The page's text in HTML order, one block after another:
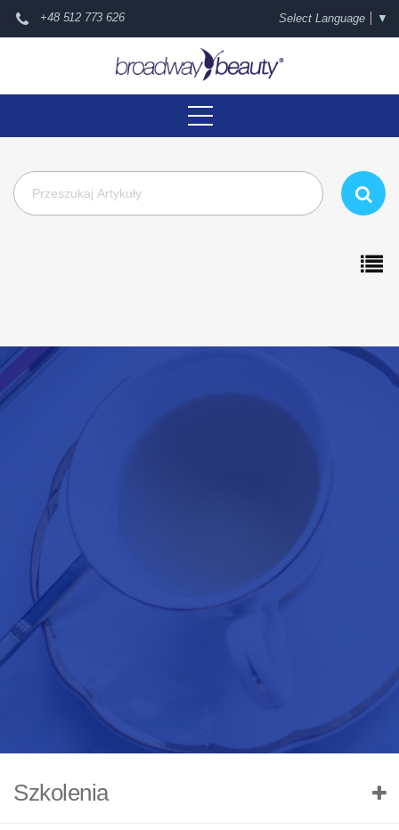
+48 512 773 626 Select Language ▼
Szkolenia